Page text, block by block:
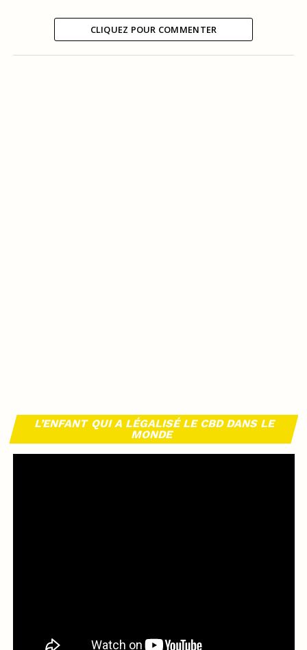
CLIQUEZ POUR COMMENTER
L’ENFANT QUI A LÉGALISÉ LE CBD DANS LE
MONDE